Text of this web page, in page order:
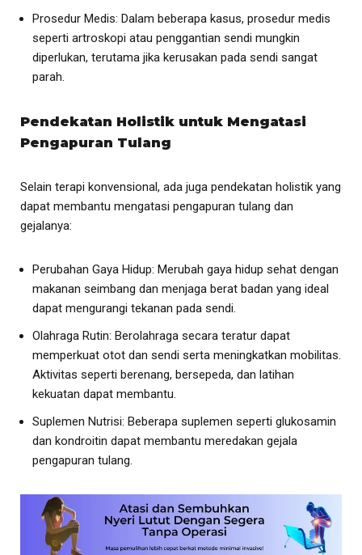
Prosedur Medis: Dalam beberapa kasus, prosedur medis
seperti artroskopi atau penggantian sendi mungkin
diperlukan, terutama jika kerusakan pada sendi sangat
parah.
Pendekatan Holistik untuk Mengatasi
Pengapuran Tulang
Selain terapi konvensional, ada juga pendekatan holistik yang
dapat membantu mengatasi pengapuran tulang dan
gejalanya:
Perubahan Gaya Hidup: Merubah gaya hidup sehat dengan
makanan seimbang dan menjaga berat badan yang ideal
dapat mengurangi tekanan pada sendi.
Olahraga Rutin: Berolahraga secara teratur dapat
memperkuat otot dan sendi serta meningkatkan mobilitas.
Aktivitas seperti berenang, bersepeda, dan latihan
kekuatan dapat membantu.
Suplemen Nutrisi: Beberapa suplemen seperti glukosamin
dan kondroitin dapat membantu meredakan gejala
pengapuran tulang.